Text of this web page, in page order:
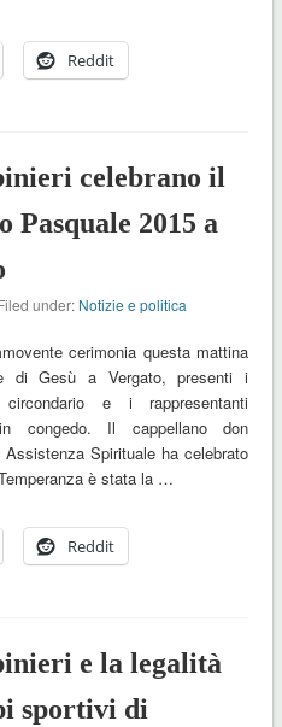
Reddit
celebrano il
Pasquale 2015 a
under: Notizie e politica
cerimonia questa mattina
di Gesù a Vergato, presenti i
e i rappresentanti
in congedo. Il cappellano don
Spirituale ha celebrato
è stata la …
Reddit
e la legalità
sportivi di